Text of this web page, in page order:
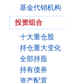
基金代销机构
投资组合
十大重仓股
持仓重大变化
全部持股
持有债券
资产配置